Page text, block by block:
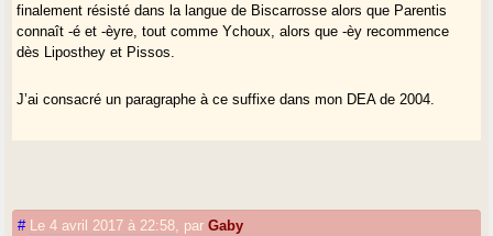
finalement résisté dans la langue de Biscarrosse alors que Parentis
connaît -é et -èyre, tout comme Ychoux, alors que -èy recommence
dès Liposthey et Pissos.
J’ai consacré un paragraphe à ce suffixe dans mon DEA de 2004.
# Le 4 avril 2017 à 22:58 parGaby